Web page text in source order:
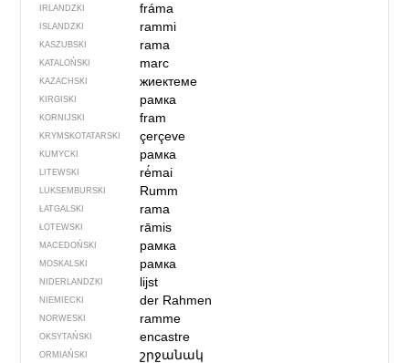
IRLANDZKI fráma
ISLANDZKI rammi
KASZUBSKI rama
KATALOŃSKI marc
KAZACHSKI жиектеме
KIRGISKI рамка
KORNIJSKI fram
KRYMSKOTATARSKI çerçeve
KUMYCKI рамка
LITEWSKI rė́mai
LUKSEMBURSKI Rumm
ŁATGALSKI rama
ŁOTEWSKI rāmis
MACEDOŃSKI рамка
MOSKALSKI рамка
NIDERLANDZKI lijst
NIEMIECKI der Rahmen
NORWESKI ramme
OKSYTAŃSKI encastre
ORMIAŃSKI շրջանակ